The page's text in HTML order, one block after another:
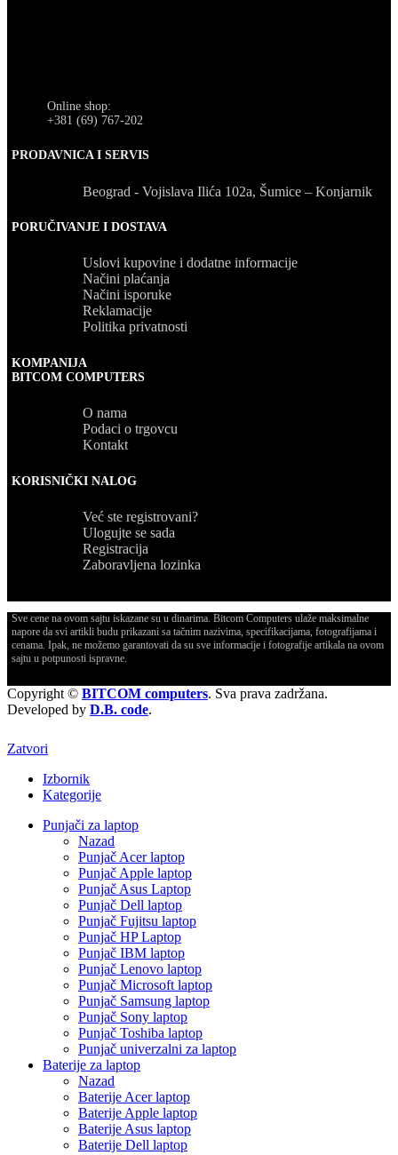
Online shop:
+381 (69) 767-202
PRODAVNICA I SERVIS
Beograd - Vojislava Ilića 102a, Šumice – Konjarnik
PORUČIVANJE I DOSTAVA
Uslovi kupovine i dodatne informacije
Načini plaćanja
Načini isporuke
Reklamacije
Politika privatnosti
KOMPANIJA
BITCOM COMPUTERS
O nama
Podaci o trgovcu
Kontakt
KORISNIČKI NALOG
Već ste registrovani?
Ulogujte se sada
Registracija
Zaboravljena lozinka
Sve cene na ovom sajtu iskazane su u dinarima. Bitcom Computers ulaže maksimalne
napore da svi artikli budu prikazani sa tačnim nazivima, specifikacijama, fotografijama i
cenama. Ipak, ne možemo garantovati da su sve informacije i fotografije artikala na ovom
sajtu u potpunosti ispravne.
Copyright © BITCOM computers. Sva prava zadržana.
Developed by D.B. code.
Zatvori
Izbornik
Kategorije
Punjači za laptop
Nazad
Punjač Acer laptop
Punjač Apple laptop
Punjač Asus Laptop
Punjač Dell laptop
Punjač Fujitsu laptop
Punjač HP Laptop
Punjač IBM laptop
Punjač Lenovo laptop
Punjač Microsoft laptop
Punjač Samsung laptop
Punjač Sony laptop
Punjač Toshiba laptop
Punjač univerzalni za laptop
Baterije za laptop
Nazad
Baterije Acer laptop
Baterije Apple laptop
Baterije Asus laptop
Baterije Dell laptop